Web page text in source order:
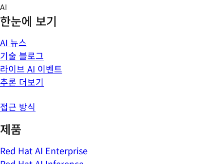
Skip
to
content
AI
한눈에 보기
AI 뉴스
기술 블로그
라이브 AI 이벤트
추론 더보기
접근 방식
제품
Red Hat AI Enterprise